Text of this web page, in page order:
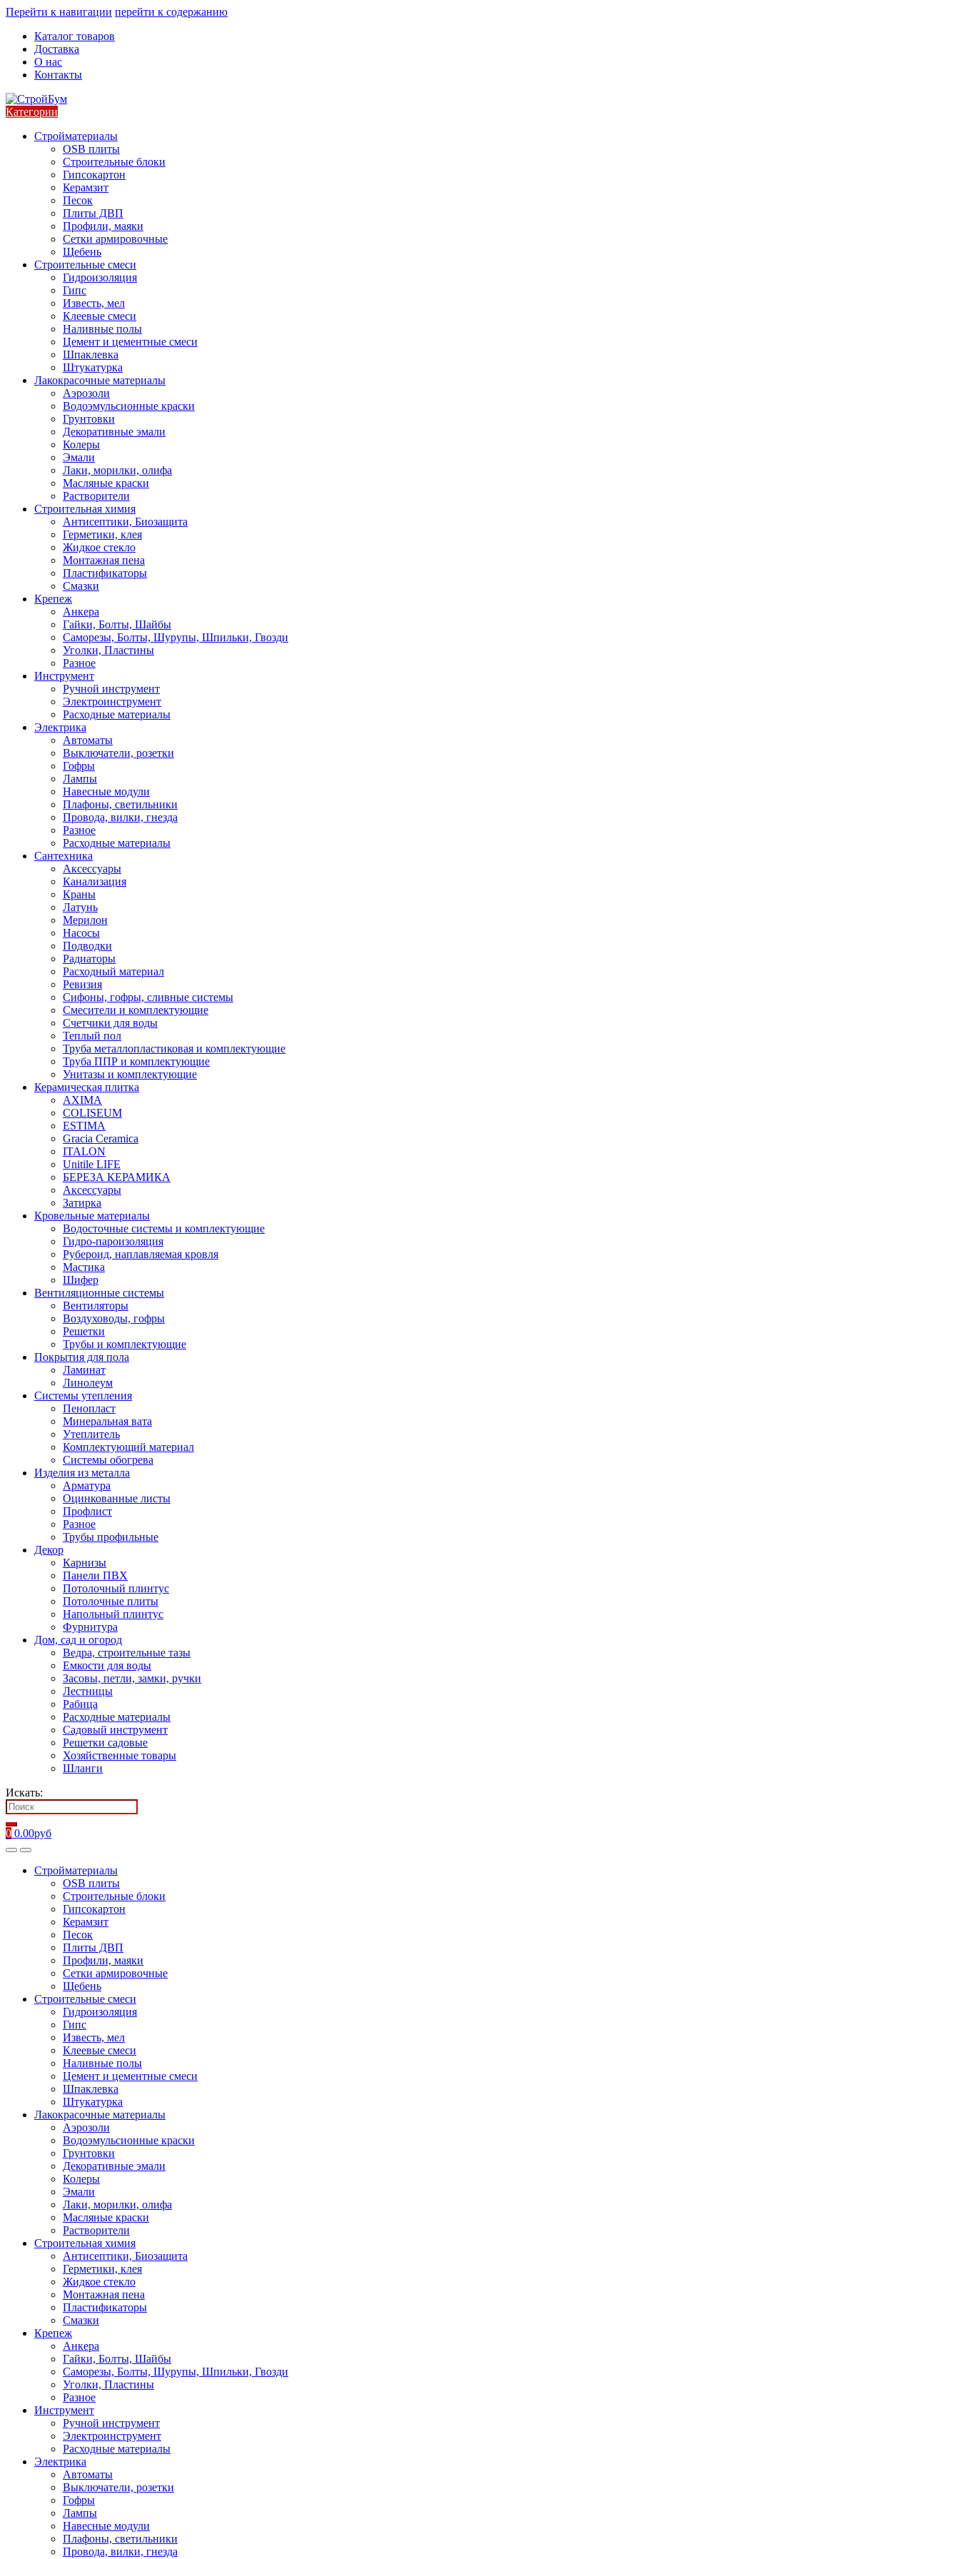
Перейти к навигации перейти к содержанию
Каталог товаров
Доставка
О нас
Контакты
Категории
Стройматериалы
OSB плиты
Строительные блоки
Гипсокартон
Керамзит
Песок
Плиты ДВП
Профили, маяки
Сетки армировочные
Щебень
Строительные смеси
Гидроизоляция
Гипс
Известь, мел
Клеевые смеси
Наливные полы
Цемент и цементные смеси
Шпаклевка
Штукатурка
Лакокрасочные материалы
Аэрозоли
Водоэмульсионные краски
Грунтовки
Декоративные эмали
Колеры
Эмали
Лаки, морилки, олифа
Масляные краски
Растворители
Строительная химия
Антисептики, Биозащита
Герметики, клея
Жидкое стекло
Монтажная пена
Пластификаторы
Смазки
Крепеж
Анкера
Гайки, Болты, Шайбы
Саморезы, Болты, Шурупы, Шпильки, Гвозди
Уголки, Пластины
Разное
Инструмент
Ручной инструмент
Электроинструмент
Расходные материалы
Электрика
Автоматы
Выключатели, розетки
Гофры
Лампы
Навесные модули
Плафоны, светильники
Провода, вилки, гнезда
Разное
Расходные материалы
Сантехника
Аксессуары
Канализация
Краны
Латунь
Мерилон
Насосы
Подводки
Радиаторы
Расходный материал
Ревизия
Сифоны, гофры, сливные системы
Смесители и комплектующие
Счетчики для воды
Теплый пол
Труба металлопластиковая и комплектующие
Труба ППР и комплектующие
Унитазы и комплектующие
Керамическая плитка
AXIMA
COLISEUM
ESTIMA
Gracia Ceramica
ITALON
Unitile LIFE
БЕРЕЗА КЕРАМИКА
Аксессуары
Затирка
Кровельные материалы
Водосточные системы и комплектующие
Гидро-пароизоляция
Рубероид, наплавляемая кровля
Мастика
Шифер
Вентиляционные системы
Вентиляторы
Воздуховоды, гофры
Решетки
Трубы и комплектующие
Покрытия для пола
Ламинат
Линолеум
Системы утепления
Пенопласт
Минеральная вата
Утеплитель
Комплектующий материал
Системы обогрева
Изделия из металла
Арматура
Оцинкованные листы
Профлист
Разное
Трубы профильные
Декор
Карнизы
Панели ПВХ
Потолочный плинтус
Потолочные плиты
Напольный плинтус
Фурнитура
Дом, сад и огород
Ведра, строительные тазы
Емкости для воды
Засовы, петли, замки, ручки
Лестницы
Рабица
Расходные материалы
Садовый инструмент
Решетки садовые
Хозяйственные товары
Шланги
Искать:
0 0.00руб
Стройматериалы
OSB плиты
Строительные блоки
Гипсокартон
Керамзит
Песок
Плиты ДВП
Профили, маяки
Сетки армировочные
Щебень
Строительные смеси
Гидроизоляция
Гипс
Известь, мел
Клеевые смеси
Наливные полы
Цемент и цементные смеси
Шпаклевка
Штукатурка
Лакокрасочные материалы
Аэрозоли
Водоэмульсионные краски
Грунтовки
Декоративные эмали
Колеры
Эмали
Лаки, морилки, олифа
Масляные краски
Растворители
Строительная химия
Антисептики, Биозащита
Герметики, клея
Жидкое стекло
Монтажная пена
Пластификаторы
Смазки
Крепеж
Анкера
Гайки, Болты, Шайбы
Саморезы, Болты, Шурупы, Шпильки, Гвозди
Уголки, Пластины
Разное
Инструмент
Ручной инструмент
Электроинструмент
Расходные материалы
Электрика
Автоматы
Выключатели, розетки
Гофры
Лампы
Навесные модули
Плафоны, светильники
Провода, вилки, гнезда